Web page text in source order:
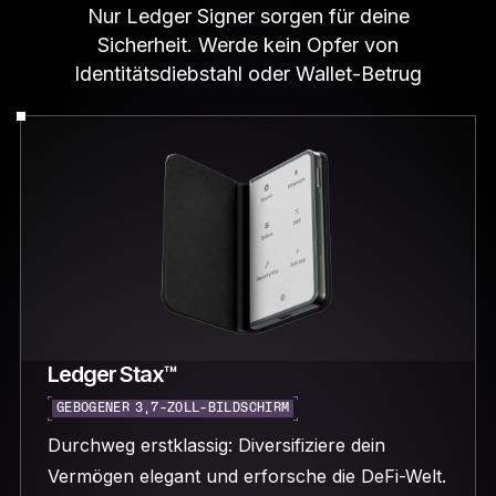
Nur Ledger Signer sorgen für deine
Sicherheit. Werde kein Opfer von
Identitätsdiebstahl oder Wallet-Betrug
Ledger Stax™
GEBOGENER 3,7-ZOLL-BILDSCHIRM
Durchweg erstklassig: Diversifiziere dein
Vermögen elegant und erforsche die DeFi-Welt.